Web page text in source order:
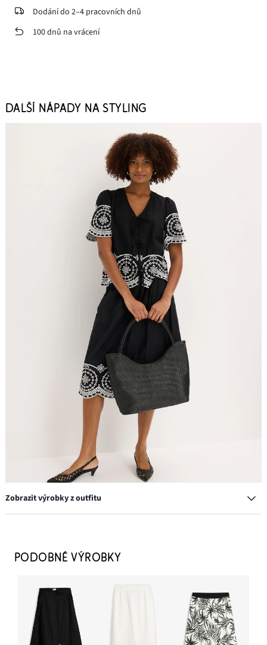
Dodání do 2–4 pracovních dnů
100 dnů na vrácení
DALŠÍ NÁPADY NA STYLING
Zobrazit výrobky z outfitu
Lodičky s otevřenou patou a průřezy
PODOBNÉ VÝROBKY